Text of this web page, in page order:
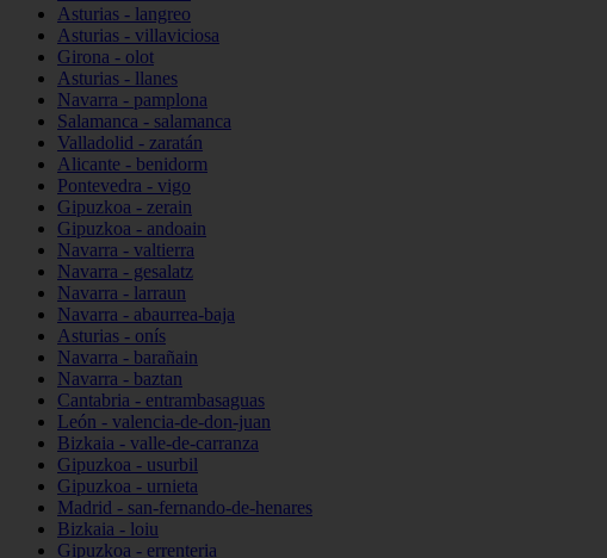
Asturias - langreo
Asturias - villaviciosa
Girona - olot
Asturias - llanes
Navarra - pamplona
Salamanca - salamanca
Valladolid - zaratán
Alicante - benidorm
Pontevedra - vigo
Gipuzkoa - zerain
Gipuzkoa - andoain
Navarra - valtierra
Navarra - gesalatz
Navarra - larraun
Navarra - abaurrea-baja
Asturias - onís
Navarra - barañain
Navarra - baztan
Cantabria - entrambasaguas
León - valencia-de-don-juan
Bizkaia - valle-de-carranza
Gipuzkoa - usurbil
Gipuzkoa - urnieta
Madrid - san-fernando-de-henares
Bizkaia - loiu
Gipuzkoa - errenteria